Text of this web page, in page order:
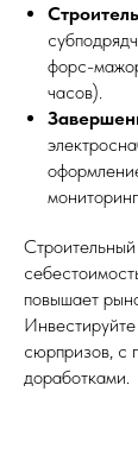
форс-
часов).
повышает
сюрпризов, с
доработками.